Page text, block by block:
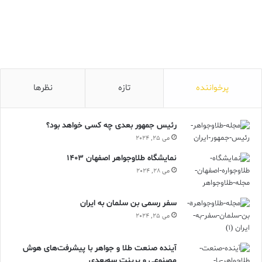
گوشواره‌های huggie
چیز به اندازه گوشواره huggie همه کاره به نظر نمی رسد، چه ضخیم
پرخواننده تازه نظرها
رئیس جمهور بعدی چه کسی خواهد بود؟
می 25, 2024
نمایشگاه طلاوجواهر اصفهان 1403
می 28, 2024
سفر رسمی بن سلمان به ایران
می 25, 2024
آینده صنعت طلا و جواهر با پیشرفت‌های هوش